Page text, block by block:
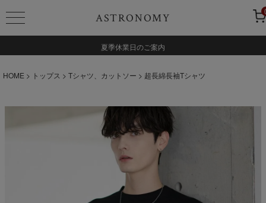
ASTRONOMY
夏季休業日のご案内
HOME トップス Tシャツ、カットソー 超長綿長袖Tシャツ